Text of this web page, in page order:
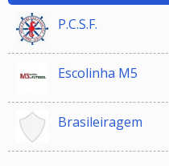
P.C.S.F.
Escolinha M5
Brasileiragem